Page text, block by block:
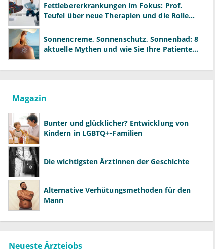
Fettlebererkrankungen im Fokus: Prof.
Teufel über neue Therapien und die Rolle
Sonnencreme, Sonnenschutz, Sonnenbad: 8
aktuelle Mythen und wie Sie Ihre Patienten
Magazin
Bunter und glücklicher? Entwicklung von
Kindern in LGBTQ+-Familien
Die wichtigsten Ärztinnen der Geschichte
Alternative Verhütungsmethoden für den
Mann
Neueste Ärztejobs